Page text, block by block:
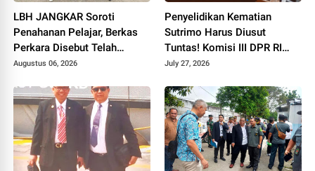
LBH JANGKAR Soroti
Penahanan Pelajar, Berkas
Perkara Disebut Telah
Dicabut
Augustus 06, 2026
Penyelidikan Kematian
Sutrimo Harus Diusut
Tuntas! Komisi III DPR RI
Desak Polda Metro Jaya
Hukum
July 27, 2026